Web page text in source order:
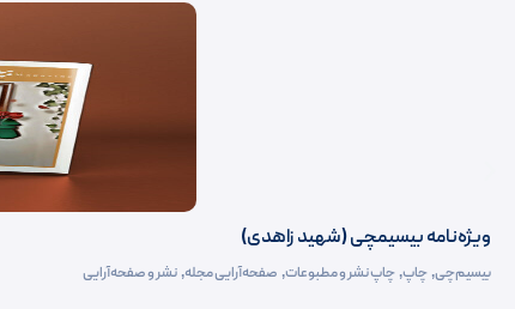
ویژه‌نامه بیسیمچی (شهید زاهدی)
بیسیم‌چی, چاپ, چاپ نشر و مطبوعات, صفحه‌آرایی مجله, نشر و صفحه‌آرایی